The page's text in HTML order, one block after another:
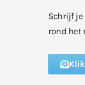
Schrijf je
rond het